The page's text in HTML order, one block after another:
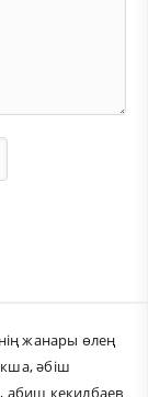
жанары өлең
,әбіш
, абиш кекилбаев